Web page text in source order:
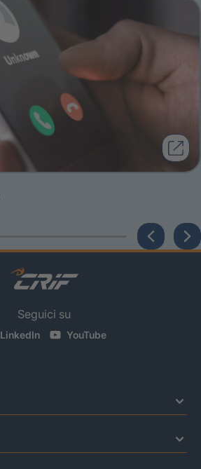
Seguici su
LinkedIn YouTube